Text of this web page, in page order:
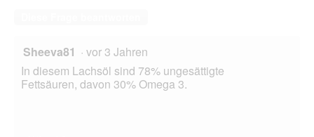
Sheeva81 · vor 3 Jahren
In diesem Lachsöl sind 78% ungesättigte
Fettsäuren, davon 30% Omega 3.